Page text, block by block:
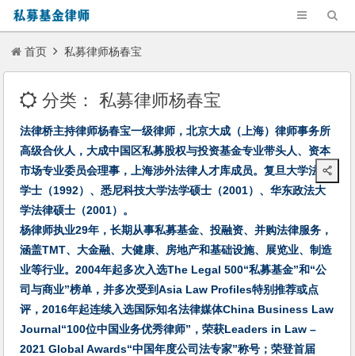
首页 私募律师杨春宝
分类：私募律师杨春宝
法律桥主持律师杨春宝一级律师，北京大成（上海）律师事务所
高级合伙人，大成中国区私募股权与投资基金专业带头人、资本
市场专业委员会理事，上海涉外法律人才库成员。复旦大学法学
学士（1992）、悉尼科技大学法学硕士（2001）、华东政法大
学法律硕士（2001）。
杨律师执业29年，长期从事私募基金、投融资、并购法律服务，
涵盖TMT、大金融、大健康、房地产和基础设施、展览业、制造
业等行业。2004年起多次入选The Legal 500“私募基金”和“公
司与商业”榜单，并多次受到Asia Law Profiles特别推荐或点
评，2016年起连续入选国际知名法律媒体China Business Law
Journal“100位中国业务优秀律师”，荣获Leaders in Law –
2021 Global Awards“中国年度公司法专家”称号；荣登首届